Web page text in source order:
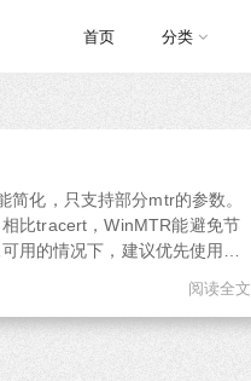
首页 分类
化，只支持部分mtr的参数。
比tracert，WinMTR能避免节
用的情况下，建议优先使用
阅读全文